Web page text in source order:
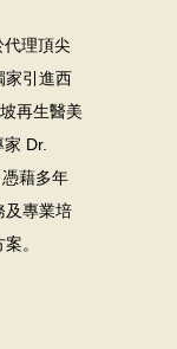
理頂尖
家引進西
再生醫美
Dr.
藉多年
及專業培
。